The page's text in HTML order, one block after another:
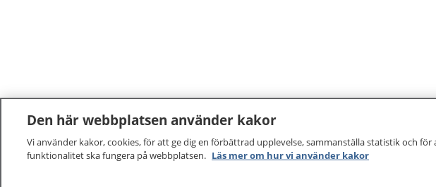
Den här webbplatsen använder kakor
Vi använder kakor, cookies, för att ge dig en förbättrad upplevelse, sammanställa statistik och
funktionalitet ska fungera på webbplatsen. Läs mer om hur vi använder kakor